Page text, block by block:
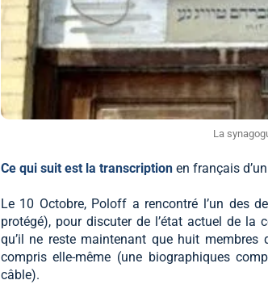
La
Ce qui suit est la transcription en français
Le 10 Octobre, Poloff a rencontré l’un des
protégé), pour discuter de l’état actuel de la
qu’il ne reste maintenant que huit
compris elle-même (une biographiques
câble).